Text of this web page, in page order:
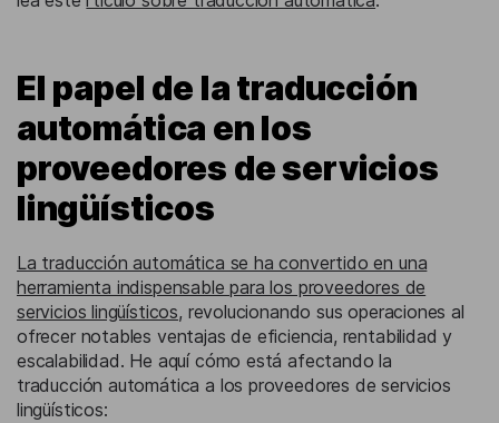
El papel de la traducción
automática en los
proveedores de servicios
lingüísticos
La traducción automática se ha convertido en una
herramienta indispensable para los proveedores de
servicios lingüísticos, revolucionando sus operaciones al
ofrecer notables ventajas de eficiencia, rentabilidad y
escalabilidad. He aquí cómo está afectando la
traducción automática a los proveedores de servicios
lingüísticos: